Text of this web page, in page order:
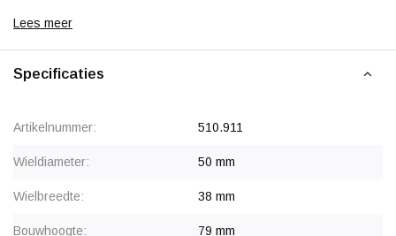
Dit zwenkwiel met rem blokkeert alleen het wiel en niet de
meezwenken. Bij toepassingen zoals een werktafel kan dit
Roleigenschappen
De 50 mm zwaarlastwielen zijn uitgevoerd met een polyamide wiel
en twee kogellagers. De lagers zijn afgedicht met kapjes,
Lees meer
Specificaties
Artikelnummer: 510.911
Wieldiameter: 50 mm
Wielbreedte: 38 mm
Bouwhoogte: 79 mm